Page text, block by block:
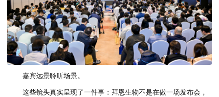
嘉宾远景聆听场景。
这些镜头真实呈现了一件事：拜恩生物不是在做一场发布会，